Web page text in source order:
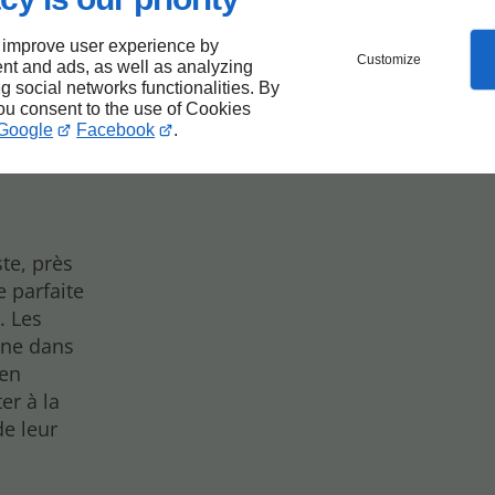
user experience by
and ads, as well as analyzing
social networks functionalities. By
consent to the use of Cookies
Facebook .
Customize
la
près
parfaite
Les
dans
à la
leur